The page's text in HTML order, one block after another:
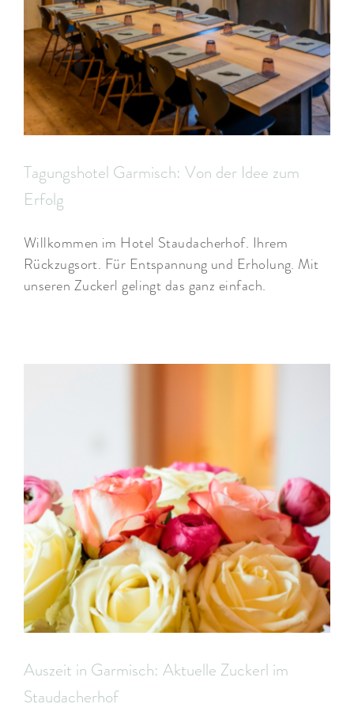
ARRANGEMENTS
WISSENSWERTES
Tagungshotel Garmisch: Von der Idee zum
Erfolg
Willkommen im Hotel Staudacherhof. Ihrem
Rückzugsort. Für Entspannung und Erholung. Mit
unseren Zuckerl gelingt das ganz einfach.
Auszeit in Garmisch: Aktuelle Zuckerl im
Staudacherhof